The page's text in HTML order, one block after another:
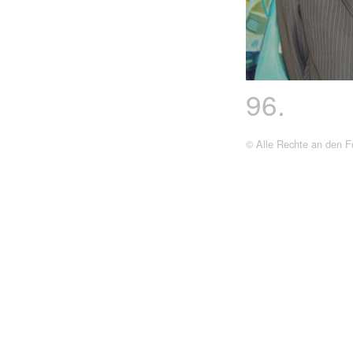
96.
© Alle Rechte an den